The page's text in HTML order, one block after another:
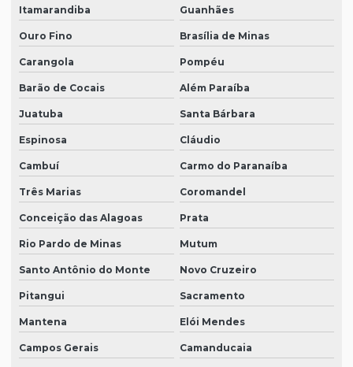
Itamarandiba Guanhães
Ouro Fino Brasília de Minas
Carangola Pompéu
Barão de Cocais Além Paraíba
Juatuba Santa Bárbara
Espinosa Cláudio
Cambuí Carmo do Paranaíba
Três Marias Coromandel
Conceição das Alagoas Prata
Rio Pardo de Minas Mutum
Santo Antônio do Monte Novo Cruzeiro
Pitangui Sacramento
Mantena Elói Mendes
Campos Gerais Camanducaia